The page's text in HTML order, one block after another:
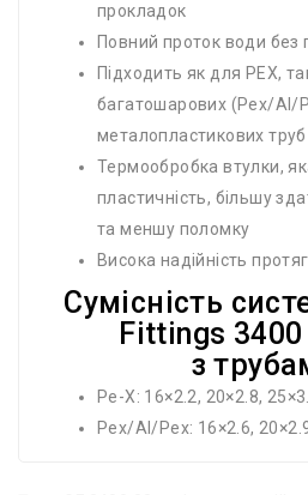
прокладок
Повний проток води без
Підходить як для PEX,
багатошарових (Pex/Al/
металопластикових труб
Термообробка втулки,
пластичність, більшу
та меншу поломку
Висока надійність
Сумісність
Fittings
з
Pe-X: 16×2.2, 20×2.8,
Pex/Al/Pex: 16×2.6,